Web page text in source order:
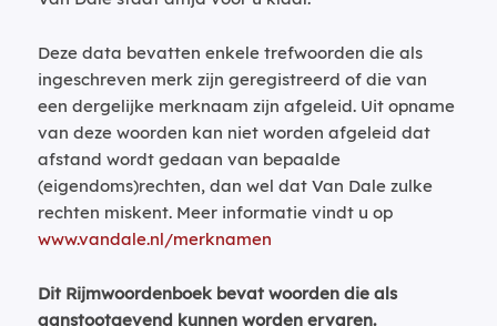
Deze data bevatten enkele trefwoorden die als
ingeschreven merk zijn geregistreerd of die van
een dergelijke merknaam zijn afgeleid. Uit opname
van deze woorden kan niet worden afgeleid dat
afstand wordt gedaan van bepaalde
(eigendoms)rechten, dan wel dat Van Dale zulke
rechten miskent. Meer informatie vindt u op
www.vandale.nl/merknamen
Dit Rijmwoordenboek bevat woorden die als
aanstootgevend kunnen worden ervaren.